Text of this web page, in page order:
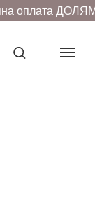
оплата